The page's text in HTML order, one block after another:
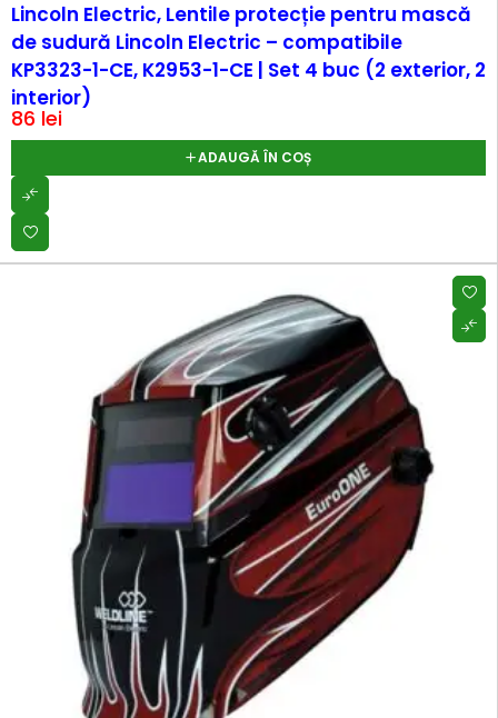
Lincoln Electric, Lentile protecție pentru mască
de sudură Lincoln Electric – compatibile
KP3323-1-CE, K2953-1-CE | Set 4 buc (2 exterior, 2
interior)
86 lei
ADAUGĂ ÎN COȘ